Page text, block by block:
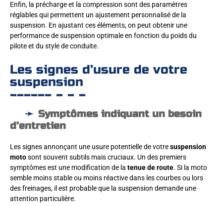
Enfin, la précharge et la compression sont des paramètres
réglables qui permettent un ajustement personnalisé de la
suspension. En ajustant ces éléments, on peut obtenir une
performance de suspension optimale en fonction du poids du
pilote et du style de conduite.
Les signes d’usure de votre
suspension
Symptômes indiquant un besoin
d’entretien
Les signes annonçant une usure potentielle de votresuspension
motosont souvent subtils mais cruciaux. Un des premiers
symptômes est une modification de la tenue de route. Si la moto
semble moins stable ou moins réactive dans les courbes ou lors
des freinages, il est probable que la suspension demande une
attention particulière.